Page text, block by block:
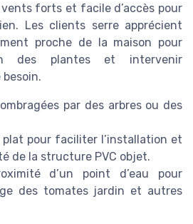
vents forts et facile d’accès pour
Les clients serre apprécient
proche de la maison pour
des plantes et intervenir
par des arbres ou des
plat pour faciliter l’installation et
de la structure PVC objet.
d’un point d’eau pour
des tomates jardin et autres